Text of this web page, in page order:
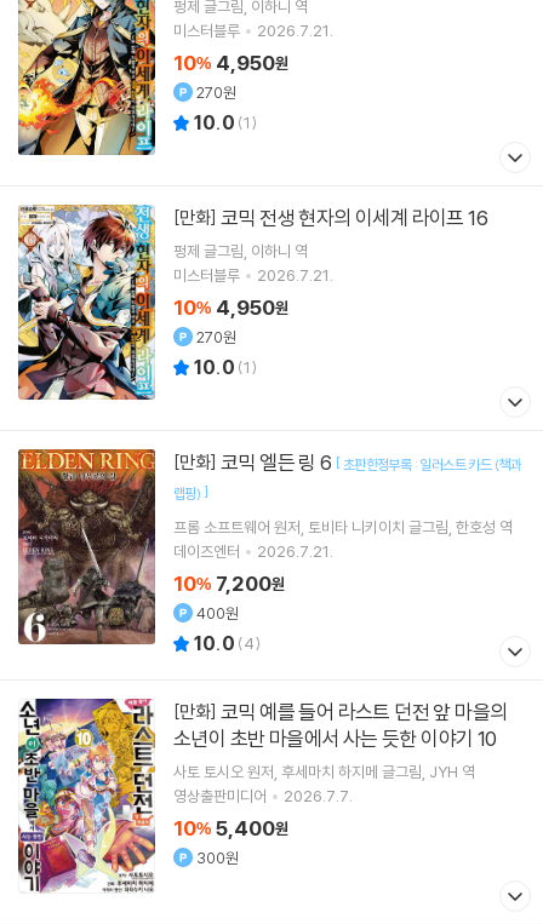
펑제 글그림 이하니 역
미스터블루
2026.7.21.
10% 4,950원
270원
10.0 (1)
[만화] 코믹 전생 현자의 이세계 라이프 16
펑제 글그림 이하니 역
미스터블루
2026.7.21.
10% 4,950원
270원
10.0 (1)
[만화] 코믹 엘든 링 6 [초판한정부록 : 일러스트 카드 (책과
랩핑) ]
프롬 소프트웨어 원저 토비타 니키이치 글그림 한호성 역
데이즈엔터
2026.7.21.
10% 7,200원
400원
10.0 (4)
[만화]
소년이 초반 마을에서 사는 듯한 이야기 10
사토 토시오 원저 후세마치 하지메 글그림 JYH 역
영상출판미디어
2026.7.7.
10% 5,400원
300원